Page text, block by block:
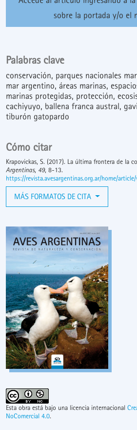
Palabras clave
conservación parques nacionales
mar argentino áreas marinas
marinas protegidas protección
cachiyuyo ballena franca austral
tiburón gatopardo
Cómo citar
Krapovickas, S. (2017). La última frontera de la
Argentinas, 49, 8-13.
https://revista.avesargentinas.org.ar/home/
MÁS FORMATOS DE CITA
sobre la portada y/o el
Esta obra está bajo una licencia internacional
NoComercial 4.0.